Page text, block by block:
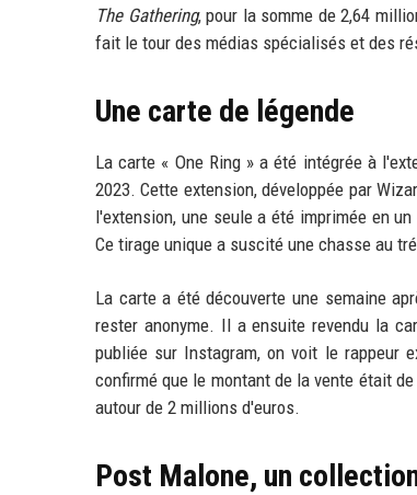
The Gathering, pour la somme de 2,64
fait le tour des médias spécialisés et des
Une carte de légende
La carte « One Ring » a été intégrée à
2023. Cette extension, développée par
l'extension, une seule a été imprimée en
Ce tirage unique a suscité une chasse au
La carte a été découverte une semaine
rester anonyme. Il a ensuite revendu la
publiée sur Instagram, on voit le rappeur
confirmé que le montant de la vente était
autour de 2 millions d'euros.
Post Malone, un